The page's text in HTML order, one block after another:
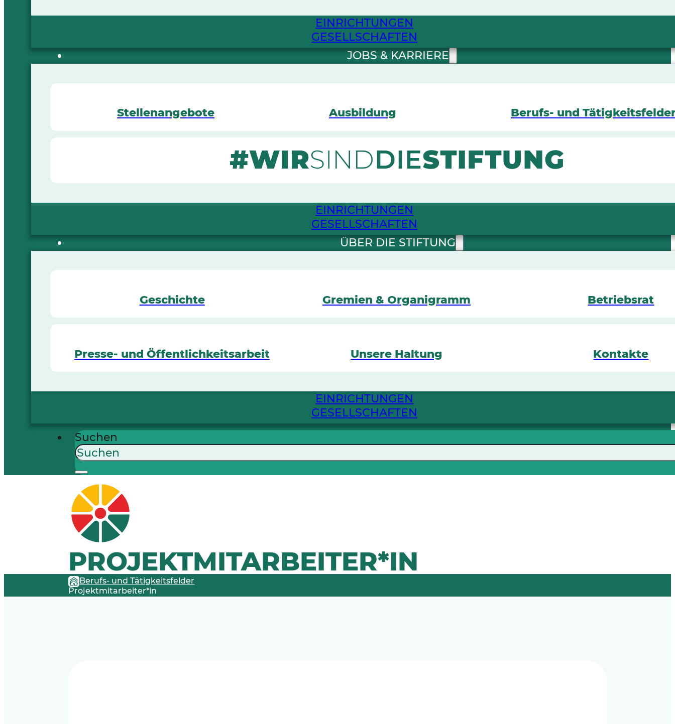
EINRICHTUNGEN
GESELLSCHAFTEN
JOBS & KARRIERE
Stellenangebote Ausbildung Berufs- und
EINRICHTUNGEN
GESELLSCHAFTEN
ÜBER DIE STIFTUNG
Geschichte Gremien & Organigramm Betriebsrat
Presse- und Öffentlichkeitsarbeit Unsere Haltung Kontakte
EINRICHTUNGEN
GESELLSCHAFTEN
Suchen
PROJEKTMITARBEITER*IN
Berufs- und Tätigkeitsfelder
Projektmitarbeiter*in